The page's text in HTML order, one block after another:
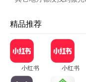
精品推荐
小红书 小红书